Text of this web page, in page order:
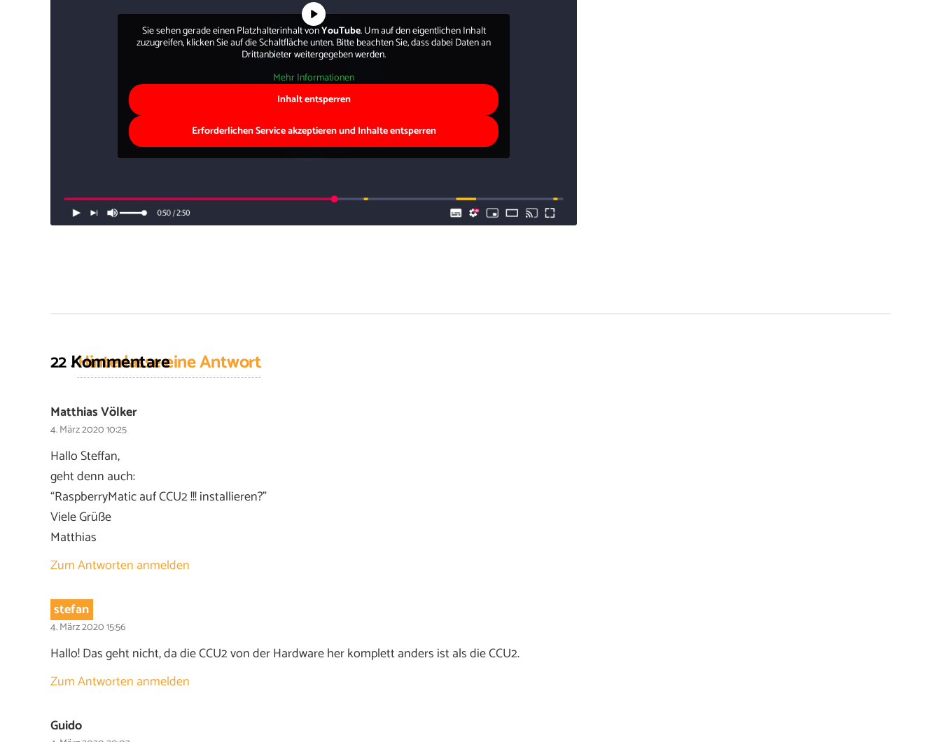
Sie sehen gerade einen Platzhalterinhalt vonYouTube. Um auf den eigentlichen Inhalt
zuzugreifen, klicken Sie auf die Schaltfläche unten. Bitte beachten Sie, dass dabei Daten an
Drittanbieter weitergegeben werden.
Mehr Informationen
Inhalt entsperren
Erforderlichen Service akzeptieren und Inhalte entsperren
22Kommentare
.Hinterlasse eine Antwort
Matthias Völker
4. März 2020 10:25
Hallo Steffan,
geht denn auch:
“RaspberryMatic auf CCU2 !!! installieren?”
Viele Grüße
Matthias
Zum Antworten anmelden
stefan
4. März 2020 15:56
Hallo! Das geht nicht, da die CCU2 von der Hardware her komplett anders ist als die CCU2.
Zum Antworten anmelden
Guido